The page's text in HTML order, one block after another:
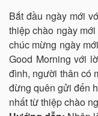
Bắt đầu ngày mới
thiệp chào ngày
chúc mừng ngày
Good Morning với
đình, người thân có
đừng quên gửi đến
nhất từ thiệp chào